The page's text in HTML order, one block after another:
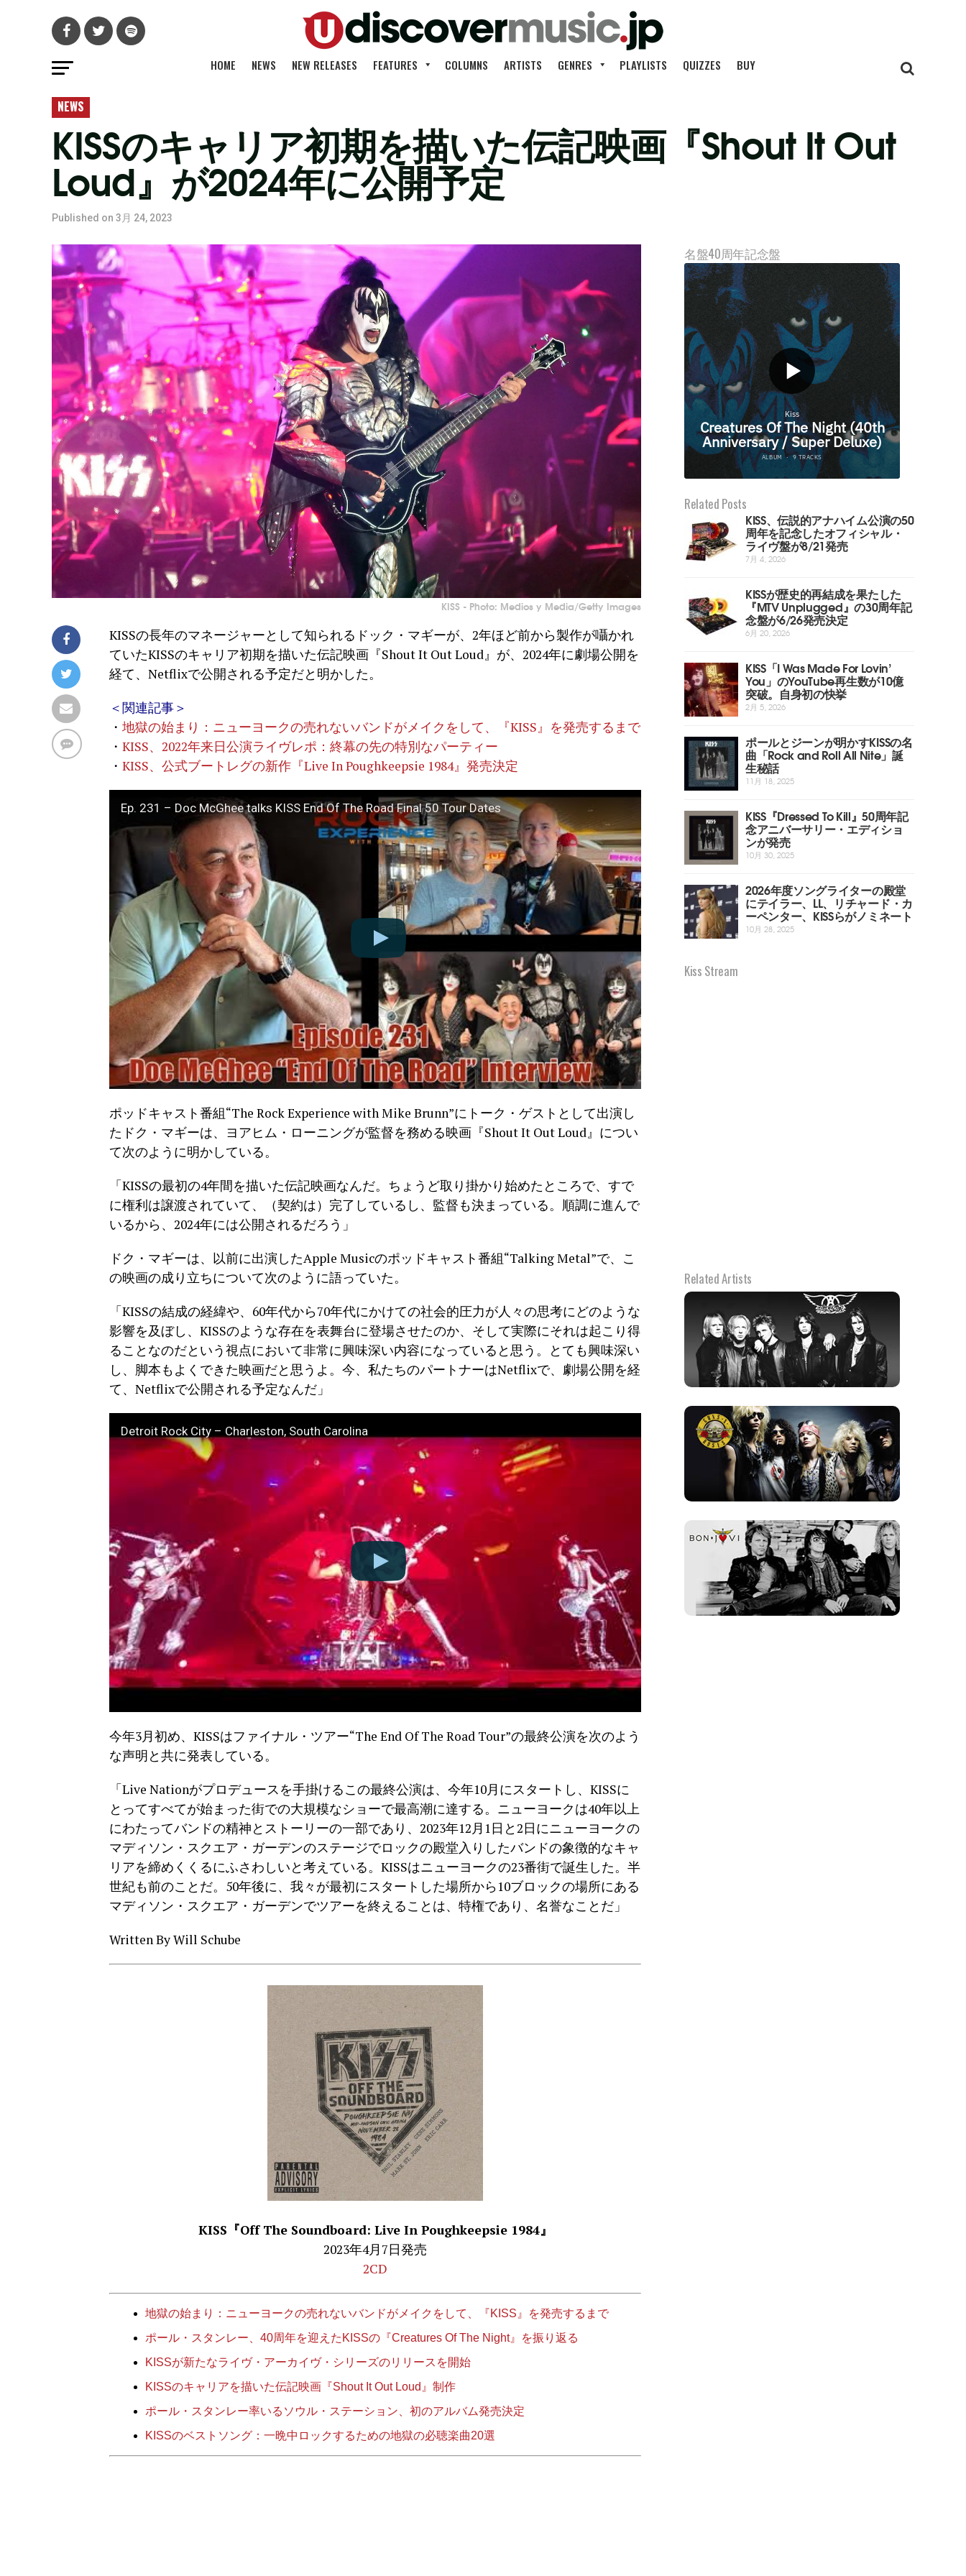
HOME NEWS NEW RELEASES FEATURES COLUMNS ARTISTS GENRES PLAYLISTS QUIZZES BUY
NEWS
KISSのキャリア初期を描いた伝記映画『Shout It Out
Loud』が2024年に公開予定
Published on 3月 24, 2023
KISS - Photo: Medios y Media/Getty Images
KISSの長年のマネージャーとして知られるドック・マギーが、2年ほど前から製作が囁かれ
ていたKISSのキャリア初期を描いた伝記映画『Shout It Out Loud』が、2024年に劇場公開を
経て、Netflixで公開される予定だと明かした。
＜関連記事＞
・ 地獄の始まり：ニューヨークの売れないバンドがメイクをして、『KISS』を発売するまで
・ KISS、2022年来日公演ライヴレポ：終幕の先の特別なパーティー
・ KISS、公式ブートレグの新作『Live In Poughkeepsie 1984』発売決定
Ep. 231 – Doc McGhee talks KISS End Of The Road Final 50 Tour Dates
ポッドキャスト番組“The Rock Experience with Mike Brunn”にトーク・ゲストとして出演し
たドク・マギーは、ヨアヒム・ローニングが監督を務める映画『Shout It Out Loud』につい
て次のように明かしている。
「KISSの最初の4年間を描いた伝記映画なんだ。ちょうど取り掛かり始めたところで、すで
に権利は譲渡されていて、（契約は）完了しているし、監督も決まっている。順調に進んで
いるから、2024年には公開されるだろう」
ドク・マギーは、以前に出演したApple Musicのポッドキャスト番組“Talking Metal”で、こ
の映画の成り立ちについて次のように語っていた。
「KISSの結成の経緯や、60年代から70年代にかけての社会的圧力が人々の思考にどのような
影響を及ぼし、KISSのような存在を表舞台に登場させたのか、そして実際にそれは起こり得
ることなのだという視点において非常に興味深い内容になっていると思う。とても興味深い
し、脚本もよくできた映画だと思うよ。今、私たちのパートナーはNetflixで、劇場公開を経
て、Netflixで公開される予定なんだ」
Detroit Rock City – Charleston, South Carolina
今年3月初め、KISSはファイナル・ツアー“The End Of The Road Tour”の最終公演を次のよう
な声明と共に発表している。
「Live Nationがプロデュースを手掛けるこの最終公演は、今年10月にスタートし、KISSに
とってすべてが始まった街での大規模なショーで最高潮に達する。ニューヨークは40年以上
にわたってバンドの精神とストーリーの一部であり、2023年12月1日と2日にニューヨークの
マディソン・スクエア・ガーデンのステージでロックの殿堂入りしたバンドの象徴的なキャ
リアを締めくくるにふさわしいと考えている。KISSはニューヨークの23番街で誕生した。半
世紀も前のことだ。50年後に、我々が最初にスタートした場所から10ブロックの場所にある
マディソン・スクエア・ガーデンでツアーを終えることは、特権であり、名誉なことだ」
Written By Will Schube
KISS『Off The Soundboard: Live In Poughkeepsie 1984』
2023年4月7日発売
2CD
地獄の始まり：ニューヨークの売れないバンドがメイクをして、『KISS』を発売するまで
ポール・スタンレー、40周年を迎えたKISSの『Creatures Of The Night』を振り返る
KISSが新たなライヴ・アーカイヴ・シリーズのリリースを開始
KISSのキャリアを描いた伝記映画『Shout It Out Loud』制作
ポール・スタンレー率いるソウル・ステーション、初のアルバム発売決定
KISSのベストソング：一晩中ロックするための地獄の必聴楽曲20選
名盤40周年記念盤
Related Posts
KISS、伝説的アナハイム公演の50
周年を記念したオフィシャル・
ライヴ盤が8/21発売
7月 4, 2026
KISSが歴史的再結成を果たした
『MTV Unplugged』の30周年記
念盤が6/26発売決定
6月 20, 2026
KISS「I Was Made For Lovin’
You」のYouTube再生数が10億
突破。自身初の快挙
2月 5, 2026
ポールとジーンが明かすKISSの名
曲「Rock and Roll All Nite」誕
生秘話
11月 18, 2025
KISS『Dressed To Kill』50周年記
念アニバーサリー・エディショ
ンが発売
10月 30, 2025
2026年度ソングライターの殿堂
にテイラー、LL、リチャード・カ
ーペンター、KISSらがノミネート
10月 28, 2025
Kiss Stream
Related Artists